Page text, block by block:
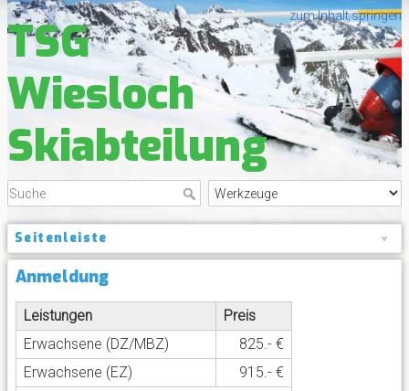
zum Inhalt springen
TSG
Wiesloch
Skiabteilung
Seitenleiste
Anmeldung
Leistungen
Preis
Erwachsene (DZ/MBZ)
825.- €
Erwachsene (EZ)
915.- €